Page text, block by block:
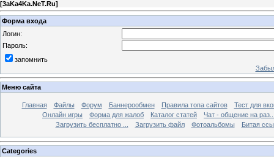
[3aKa4Ka.NeT.Ru]
Форма входа
Логин:
Пароль:
запомнить
Меню сайта
Главная Файлы Форум Баннерообмен Правила топа сайтов
Тест для
Онлайн игры
Форма для жалоб Каталог статей
Чат - общение на
Загрузить бесплатно ...
Загрузить файл Фотоальбомы Битая
Categories